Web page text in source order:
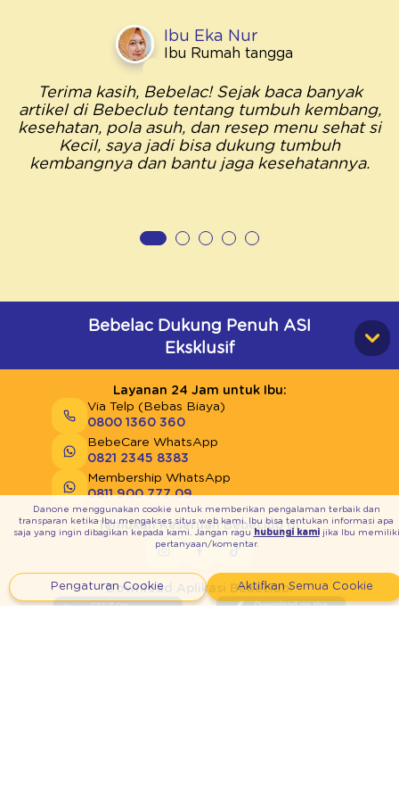
Ibu Eka Nur
Ibu Rumah tangga
Terima kasih, Bebelac! Sejak baca banyak
artikel di Bebeclub tentang tumbuh kembang,
kesehatan, pola asuh, dan resep menu sehat si
Kecil, saya jadi bisa dukung tumbuh
kembangnya dan bantu jaga kesehatannya.
Bebelac Dukung Penuh ASI
Eksklusif
Layanan 24 Jam untuk Ibu:
Via Telp (Bebas Biaya)
0800 1360 360
BebeCare WhatsApp
0821 2345 8383
Membership WhatsApp
0811 900 777 09
Temukan Keseruan Bebeclub di:
Download Aplikasi Bebeclub:
Danone menggunakan cookie untuk memberikan pengalaman terbaik dan
transparan ketika Ibu mengakses situs web kami. Ibu bisa tentukan informasi apa
saja yang ingin dibagikan kepada kami. Jangan ragu hubungi kamijika Ibu memiliki
pertanyaan/komentar.
Pengaturan Cookie Aktifkan Semua Cookie